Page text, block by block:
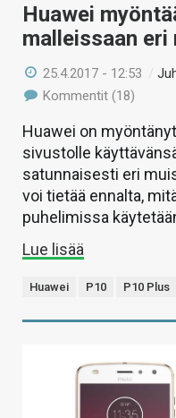
Huawei
malleissaan
25.4.2017 - 12:53 /
Kommentit (18)
Huawei on
sivustolle
satunnaisesti eri
voi tietää ennalta,
puhelimissa
Lue lisää
Huawei P10 P10 Plus